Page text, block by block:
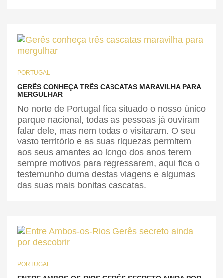
PORTUGAL
GERÊS CONHEÇA TRÊS CASCATAS MARAVILHA PARA
MERGULHAR
No norte de Portugal fica situado o nosso único
parque nacional, todas as pessoas já ouviram
falar dele, mas nem todas o visitaram. O seu
vasto território e as suas riquezas permitem
aos seus amantes ao longo dos anos terem
sempre motivos para regressarem, aqui fica o
testemunho duma destas viagens e algumas
das suas mais bonitas cascatas.
PORTUGAL